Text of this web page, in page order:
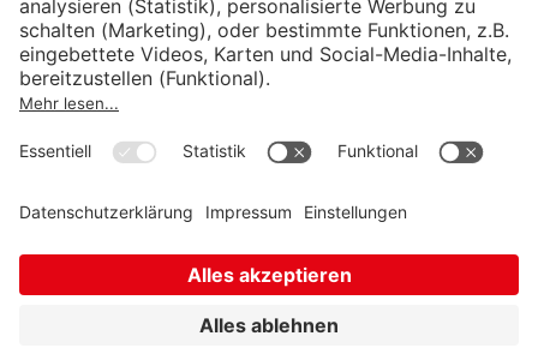
Institut für Makroökonomie und
Konjunkturforschung
Unternehmensführung
Sozialrecht